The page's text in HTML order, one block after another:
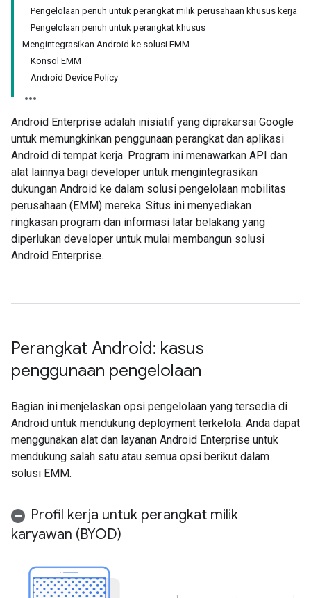
Pengelolaan penuh untuk perangkat milik perusahaan khusus kerja
Pengelolaan penuh untuk perangkat khusus
Mengintegrasikan Android ke solusi EMM
Konsol EMM
Android Device Policy
Android Enterprise adalah inisiatif yang diprakarsai Google
untuk memungkinkan penggunaan perangkat dan aplikasi
Android di tempat kerja. Program ini menawarkan API dan
alat lainnya bagi developer untuk mengintegrasikan
dukungan Android ke dalam solusi pengelolaan mobilitas
perusahaan (EMM) mereka. Situs ini menyediakan
ringkasan program dan informasi latar belakang yang
diperlukan developer untuk mulai membangun solusi
Android Enterprise.
Perangkat Android: kasus
penggunaan pengelolaan
Bagian ini menjelaskan opsi pengelolaan yang tersedia di
Android untuk mendukung deployment terkelola. Anda dapat
menggunakan alat dan layanan Android Enterprise untuk
mendukung salah satu atau semua opsi berikut dalam
solusi EMM.
Profil kerja untuk perangkat milik
karyawan (BYOD)